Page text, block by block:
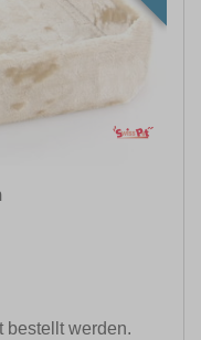
bestellt werden.